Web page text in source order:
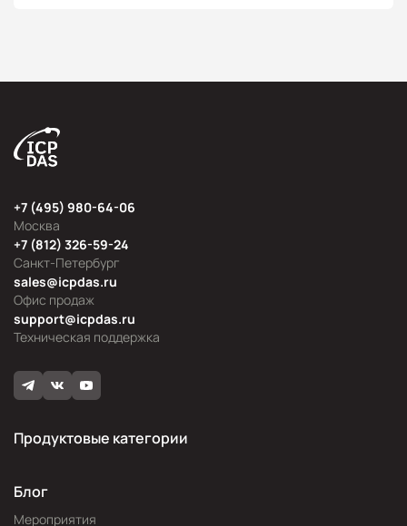
Москва
+7 (495) 980-64-06
Офис продаж
sales@icpdas.ru
Санкт-Петербург
+7 (812) 326-59-24
Техническая поддержка
support@icpdas.ru
Продуктовые категории
Блог
Мероприятия